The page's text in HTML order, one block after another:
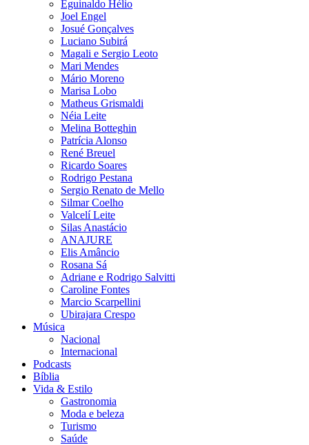
Eguinaldo Hélio
Joel Engel
Josué Gonçalves
Luciano Subirá
Magali e Sergio Leoto
Mari Mendes
Mário Moreno
Marisa Lobo
Matheus Grismaldi
Néia Leite
Melina Botteghin
Patrícia Alonso
René Breuel
Ricardo Soares
Rodrigo Pestana
Sergio Renato de Mello
Silmar Coelho
Valcelí Leite
Silas Anastácio
ANAJURE
Elis Amâncio
Rosana Sá
Adriane e Rodrigo Salvitti
Caroline Fontes
Marcio Scarpellini
Ubirajara Crespo
Música
Nacional
Internacional
Podcasts
Bíblia
Vida & Estilo
Gastronomia
Moda e beleza
Turismo
Saúde